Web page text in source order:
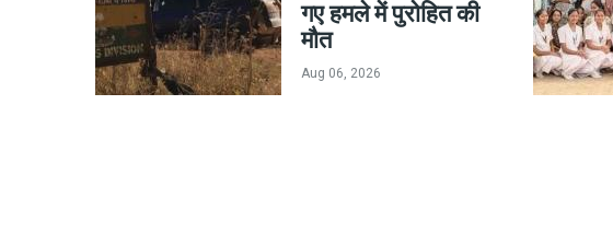
गए हमले में पुरोहित की
मौत
Aug 06, 2026